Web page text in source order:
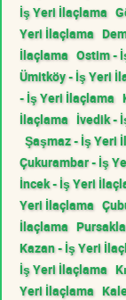
İş Yeri İlaçlama
Yeri İlaçlama
İlaçlama Ostim -
Ümitköy - İş Yeri
- İş Yeri İlaçlama
İlaçlama İvedik -
Şaşmaz - İş Yeri
Çukurambar - İş
İncek - İş Yeri
Yeri İlaçlama
İlaçlama
Kazan - İş Yeri
İş Yeri İlaçlama
Yeri İlaçlama